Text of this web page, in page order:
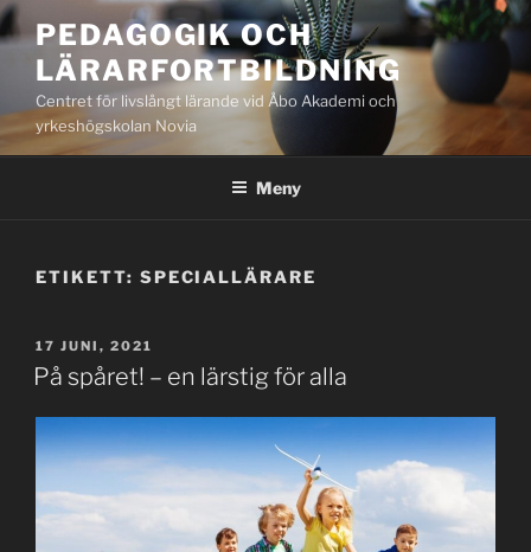
Hoppa
till
innehåll
PEDAGOGIK OCH
LÄRARFORTBILDNING
Centret för livslångt lärande vid Åbo Akademi och
yrkeshögskolan Novia
Meny
ETIKETT: SPECIALLÄRARE
PUBLICERAT
17 JUNI, 2021
På spåret! – en lärstig för alla